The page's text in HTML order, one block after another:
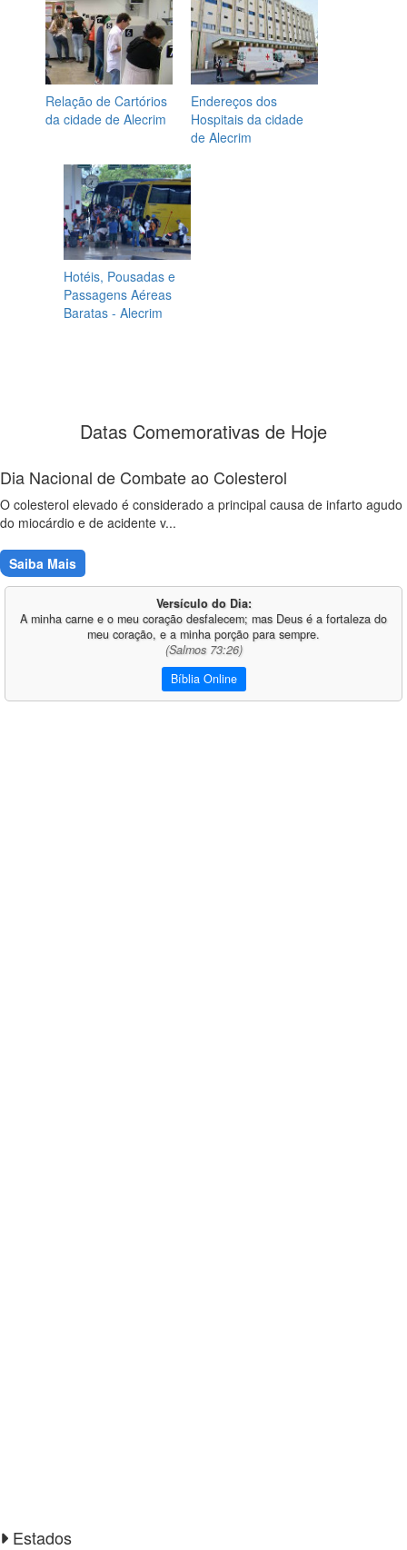
Relação de Cartórios
da cidade de Alecrim
Endereços dos
Hospitais da cidade
de Alecrim
Hotéis, Pousadas e
Passagens Aéreas
Baratas - Alecrim
Datas Comemorativas de Hoje
Dia Nacional de Combate ao Colesterol
O colesterol elevado é considerado a principal causa de infarto agudo
do miocárdio e de acidente v...
Saiba Mais
Versículo do Dia:
A minha carne e o meu coração desfalecem; mas Deus é a fortaleza do
meu coração, e a minha porção para sempre.
(Salmos 73:26)
Bíblia Online
Estados